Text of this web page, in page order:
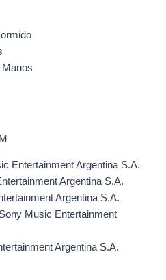
Manos
Entertainment Argentina S.A.
Argentina S.A.
Argentina S.A.
Music Entertainment
Argentina S.A.